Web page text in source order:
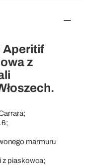
Aperitif
z
marmuru
z piaskowca;